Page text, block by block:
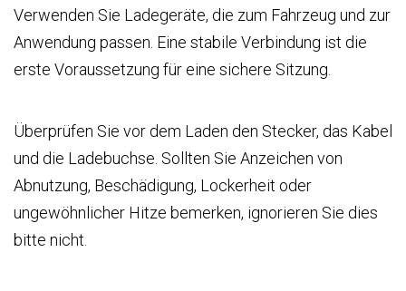
Verwenden Sie Ladegeräte, die zum Fahrzeug und zur
Anwendung passen. Eine stabile Verbindung ist die
erste Voraussetzung für eine sichere Sitzung.
Überprüfen Sie vor dem Laden den Stecker, das Kabel
und die Ladebuchse. Sollten Sie Anzeichen von
Abnutzung, Beschädigung, Lockerheit oder
ungewöhnlicher Hitze bemerken, ignorieren Sie dies
bitte nicht.